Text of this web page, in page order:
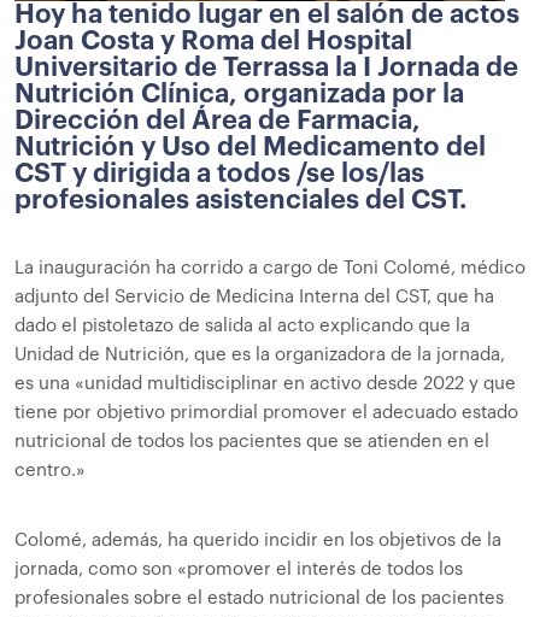
Hoy ha tenido lugar en el salón de actos
Joan Costa y Roma del Hospital
Universitario de Terrassa la I Jornada de
Nutrición Clínica, organizada por la
Dirección del Área de Farmacia,
Nutrición y Uso del Medicamento del
CST y dirigida a todos /se los/las
profesionales asistenciales del CST.
La inauguración ha corrido a cargo de Toni Colomé, médico
adjunto del Servicio de Medicina Interna del CST, que ha
dado el pistoletazo de salida al acto explicando que la
Unidad de Nutrición, que es la organizadora de la jornada,
es una «unidad multidisciplinar en activo desde 2022 y que
tiene por objetivo primordial promover el adecuado estado
nutricional de todos los pacientes que se atienden en el
centro.»
Colomé, además, ha querido incidir en los objetivos de la
jornada, como son «promover el interés de todos los
profesionales sobre el estado nutricional de los pacientes